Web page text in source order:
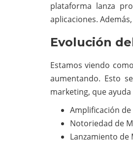
plataforma lanza
aplicaciones.
Evolución
Estamos viendo
aumentando. Esto
marketing, que
Amplificación
Notoriedad de
Lanzamiento de